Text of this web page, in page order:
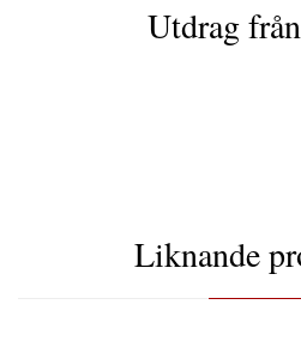
Utdrag
Liknande